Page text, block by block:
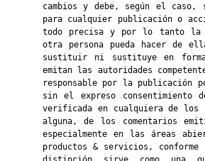
cambios y debe, según el caso,
para cualquier publicación o
todo precisa y por lo tanto la
otra persona pueda hacer de
sustituir ni sustituye en
emitan las autoridades
responsable por la publicación
sin el expreso consentimiento
verificada en cualquiera de los
alguna, de los comentarios
especialmente en las áreas
productos & servicios,